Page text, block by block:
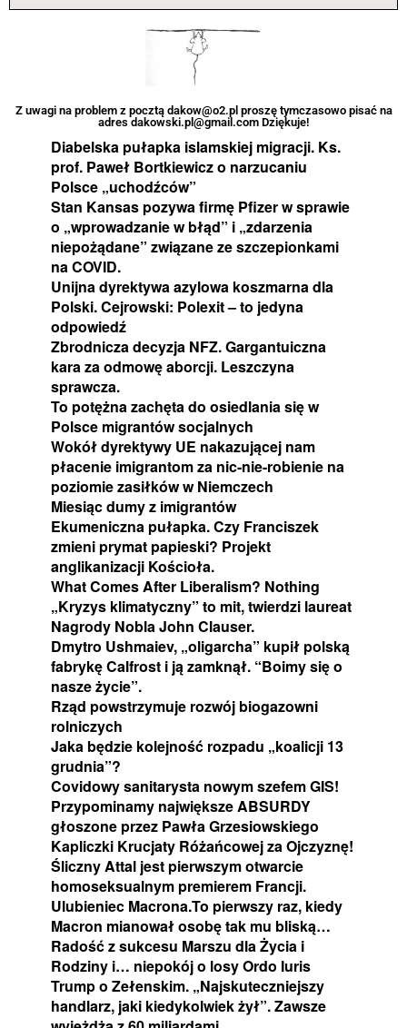
Z uwagi na problem z pocztą dakow@o2.pl proszę tymczasowo pisać na
adres dakowski.pl@gmail.com Dziękuje!
Diabelska pułapka islamskiej migracji. Ks.
prof. Paweł Bortkiewicz o narzucaniu
Polsce „uchodźców”
Stan Kansas pozywa firmę Pfizer w sprawie
o „wprowadzanie w błąd” i „zdarzenia
niepożądane” związane ze szczepionkami
na COVID.
Unijna dyrektywa azylowa koszmarna dla
Polski. Cejrowski: Polexit – to jedyna
odpowiedź
Zbrodnicza decyzja NFZ. Gargantuiczna
kara za odmowę aborcji. Leszczyna
sprawcza.
To potężna zachęta do osiedlania się w
Polsce migrantów socjalnych
Wokół dyrektywy UE nakazującej nam
płacenie imigrantom za nic-nie-robienie na
poziomie zasiłków w Niemczech
Miesiąc dumy z imigrantów
Ekumeniczna pułapka. Czy Franciszek
zmieni prymat papieski? Projekt
anglikanizacji Kościoła.
What Comes After Liberalism? Nothing
„Kryzys klimatyczny” to mit, twierdzi laureat
Nagrody Nobla John Clauser.
Dmytro Ushmaiev, „oligarcha” kupił polską
fabrykę Calfrost i ją zamknął. “Boimy się o
nasze życie”.
Rząd powstrzymuje rozwój biogazowni
rolniczych
Jaka będzie kolejność rozpadu „koalicji 13
grudnia”?
Covidowy sanitarysta nowym szefem GIS!
Przypominamy największe ABSURDY
głoszone przez Pawła Grzesiowskiego
Kapliczki Krucjaty Różańcowej za Ojczyznę!
Śliczny Attal jest pierwszym otwarcie
homoseksualnym premierem Francji.
Ulubieniec Macrona.To pierwszy raz, kiedy
Macron mianował osobę tak mu bliską…
Radość z sukcesu Marszu dla Życia i
Rodziny i… niepokój o losy Ordo Iuris
Trump o Zełenskim. „Najskuteczniejszy
handlarz, jaki kiedykolwiek żył”. Zawsze